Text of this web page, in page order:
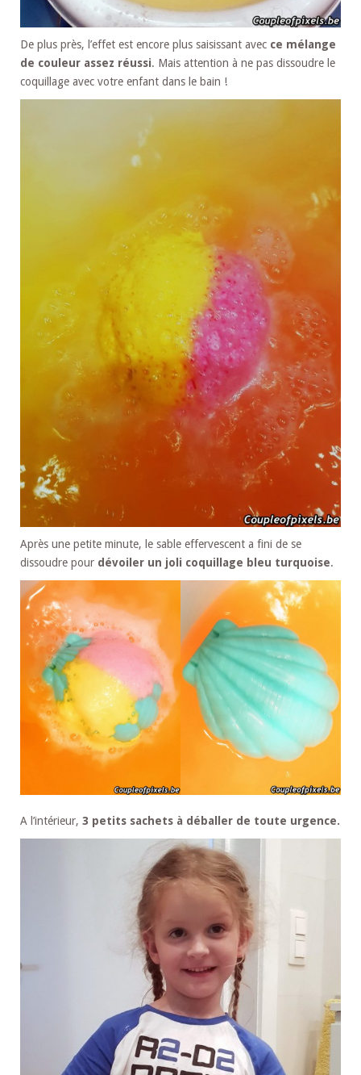
De plus près, l’effet est encore plus saisissant avec ce mélange
de couleur assez réussi. Mais attention à ne pas dissoudre le
coquillage avec votre enfant dans le bain !
Après une petite minute, le sable effervescent a fini de se
dissoudre pour dévoiler un joli coquillage bleu turquoise.
A l’intérieur, 3 petits sachets à déballer de toute urgence.